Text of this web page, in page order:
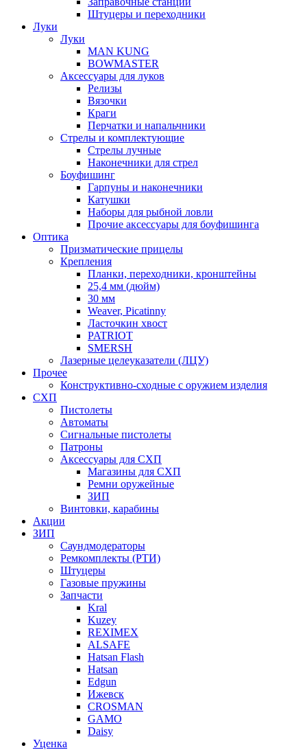
Штуцеры и переходники
Луки
Луки
MAN KUNG
BOWMASTER
Аксессуары для луков
Релизы
Вязочки
Краги
Перчатки и напальчники
Стрелы и комплектующие
Стрелы лучные
Наконечники для стрел
Боуфишинг
Гарпуны и наконечники
Катушки
Наборы для рыбной ловли
Прочие аксессуары для боуфишинга
Оптика
Призматические прицелы
Крепления
Планки, переходники, кронштейны
25,4 мм (дюйм)
30 мм
Weaver, Picatinny
Ласточкин хвост
PATRIOT
SMERSH
Лазерные целеуказатели (ЛЦУ)
Прочее
Конструктивно-сходные с оружием изделия
СХП
Пистолеты
Автоматы
Сигнальные пистолеты
Патроны
Аксессуары для СХП
Магазины для СХП
Ремни оружейные
ЗИП
Винтовки, карабины
Акции
ЗИП
Саундмодераторы
Ремкомплекты (РТИ)
Штуцеры
Газовые пружины
Запчасти
Kral
Kuzey
REXIMEX
ALSAFE
Hatsan Flash
Hatsan
Edgun
Ижевск
CROSMAN
GAMO
Daisy
Уценка